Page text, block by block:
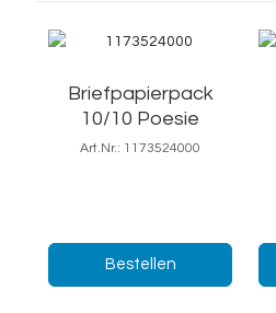
Briefpapierpack
10/10 Poesie
Art.Nr.: 1173524000
Bestellen